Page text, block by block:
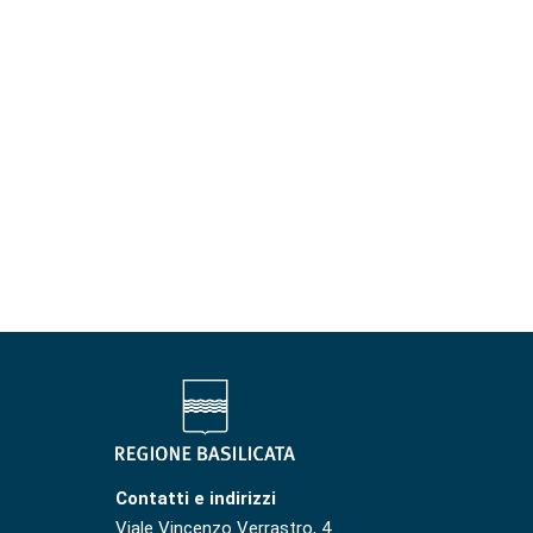
Contatti e indirizzi
Viale Vincenzo Verrastro, 4